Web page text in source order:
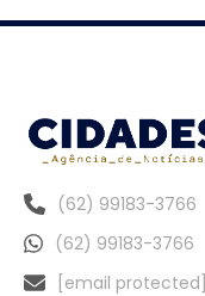
(62) 99183-3766
(62) 99183-3766
[email protected]